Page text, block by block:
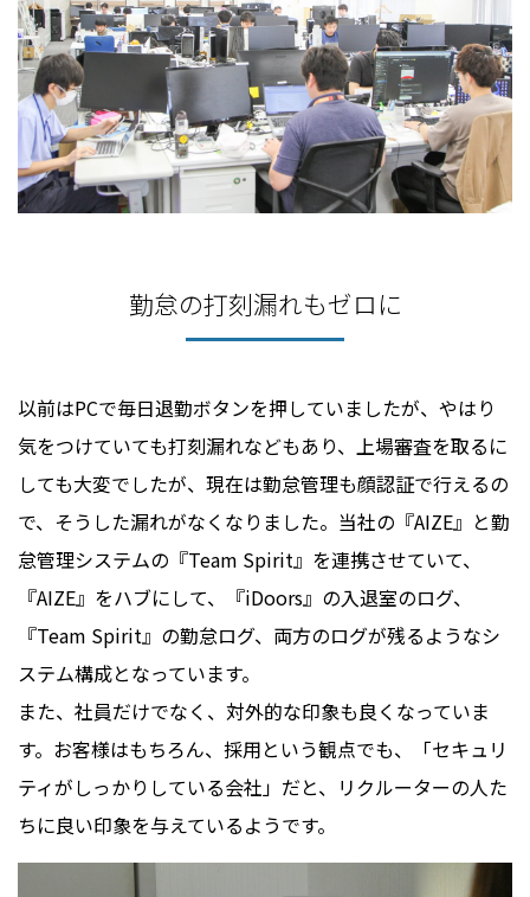
勤怠の打刻漏れもゼロに
以前はPCで毎日退勤ボタンを押していましたが、やはり
気をつけていても打刻漏れなどもあり、上場審査を取るに
しても大変でしたが、現在は勤怠管理も顔認証で行えるの
で、そうした漏れがなくなりました。当社の『AIZE』と勤
怠管理システムの『Team Spirit』を連携させていて、
『AIZE』をハブにして、『iDoors』の入退室のログ、
『Team Spirit』の勤怠ログ、両方のログが残るようなシ
ステム構成となっています。
また、社員だけでなく、対外的な印象も良くなっていま
す。お客様はもちろん、採用という観点でも、「セキュリ
ティがしっかりしている会社」だと、リクルーターの人た
ちに良い印象を与えているようです。